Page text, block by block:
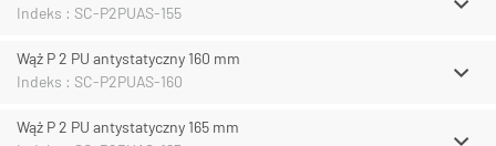
Indeks : SC-P2PUAS-155
Wąż P 2 PU antystatyczny 160 mm
Indeks : SC-P2PUAS-160
Wąż P 2 PU antystatyczny 165 mm